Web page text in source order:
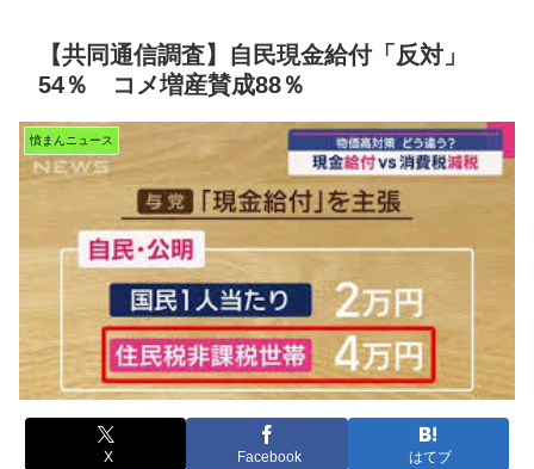
【共同通信調査】自民現金給付「反対」
54％ コメ増産賛成88％
憤まんニュース
X Facebook はてブ